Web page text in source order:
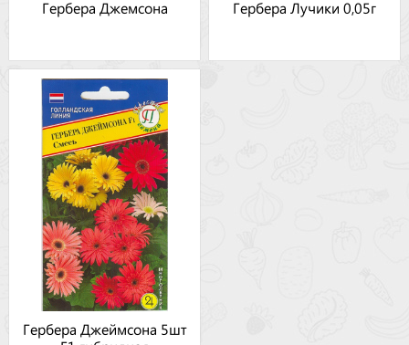
Гербера Джемсона Гербера Лучики 0,05г
Гербера Джеймсона 5шт